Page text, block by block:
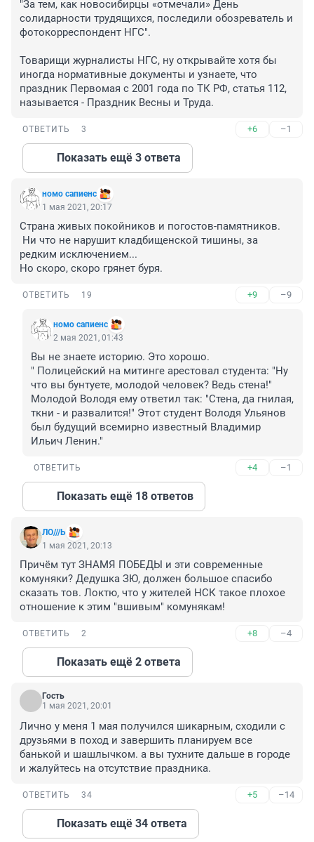
"За тем, как новосибирцы «отмечали» День
солидарности трудящихся, последили обозреватель и
фотокорреспондент НГС".
Товарищи журналисты НГС, ну открывайте хотя бы
иногда нормативные документы и узнаете, что
праздник Первомая c 2001 года по ТК РФ, статья 112,
называется - Праздник Весны и Труда.
ОТВЕТИТЬ 3 +6 –1
Показать ещё 3 ответа
номо сапиенс
1 мая 2021, 20:17
Страна живых покойников и погостов-памятников.
Ни что не нарушит кладбищенской тишины, за
редким исключением...
Но скоро, скоро грянет буря.
ОТВЕТИТЬ 19 +9 –9
номо сапиенс
2 мая 2021, 01:43
Вы не знаете историю. Это хорошо.
" Полицейский на митинге арестовал студента: "Ну
что вы бунтуете, молодой человек? Ведь стена!"
Молодой Володя ему ответил так: "Стена, да гнилая,
ткни - и развалится!" Этот студент Володя Ульянов
был будущий всемирно известный Владимир
Ильич Ленин."
ОТВЕТИТЬ +4 –1
Показать ещё 18 ответов
ЛО///Ь
1 мая 2021, 20:13
Причём тут ЗНАМЯ ПОБЕДЫ и эти современные
комуняки? Дедушка ЗЮ, должен большое спасибо
сказать тов. Локтю, что у жителей НСК такое плохое
отношение к этим "вшивым" комунякам!
ОТВЕТИТЬ 2 +8 –4
Показать ещё 2 ответа
Гость
1 мая 2021, 20:01
Лично у меня 1 мая получился шикарным, сходили с
друзьями в поход и завершить планируем все
банькой и шашлычком. а вы тухните дальше в городе
и жалуйтесь на отсутствие праздника.
ОТВЕТИТЬ 34 +5 –14
Показать ещё 34 ответа